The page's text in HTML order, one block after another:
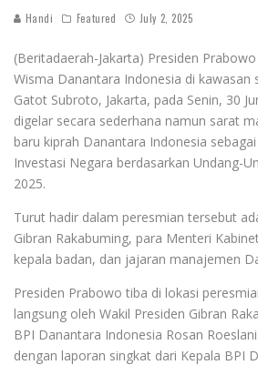
Handi Featured July 2, 2025
(Beritadaerah-Jakarta) Presiden
Wisma Danantara Indonesia di kawasan
Gatot Subroto, Jakarta, pada Senin, 30
digelar secara sederhana namun sarat
baru kiprah Danantara Indonesia
Investasi Negara berdasarkan Undang-
2025.
Turut hadir dalam peresmian tersebut
Gibran Rakabuming, para Menteri
kepala badan, dan jajaran manajemen
Presiden Prabowo tiba di lokasi
langsung oleh Wakil Presiden Gibran
BPI Danantara Indonesia Rosan
dengan laporan singkat dari Kepala BPI